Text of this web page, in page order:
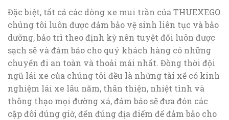
Đặc biệt, tất cả các dòng xe mui trần của THUEXEGO
chúng tôi luôn được đảm bảo vệ sinh liên tục và bảo
dưỡng, bảo trì theo định kỳ nên tuyệt đối luôn được
sạch sẽ và đảm bảo cho quý khách hàng có những
chuyến đi an toàn và thoải mái nhất. Đồng thời đội
ngũ lái xe của chúng tôi đều là những tài xế có kinh
nghiệm lái xe lâu năm, thân thiện, nhiệt tình và
thông thạo mọi đường xá, đảm bảo sẽ đưa đón các
cặp đôi đúng giờ, đến đúng địa điểm để đảm bảo cho